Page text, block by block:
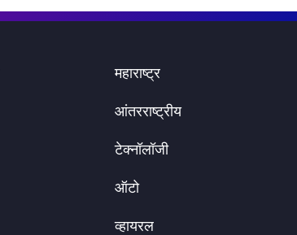
महाराष्ट्र
आंतरराष्ट्रीय
टेक्नॉलॉजी
ऑटो
व्हायरल